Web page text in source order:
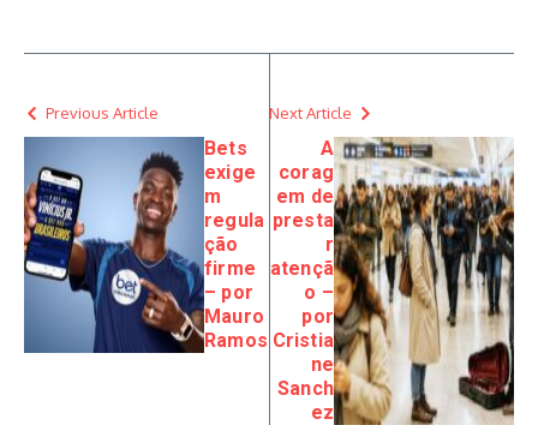
Previous Article
Bets
exige
m
regula
ção
firme
– por
Mauro
Ramos
Next Article
A
corag
em de
presta
r
atençã
o –
por
Cristia
ne
Sanch
ez